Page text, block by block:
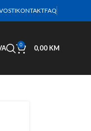
KONTAKTFAQ
0 0,00 KM